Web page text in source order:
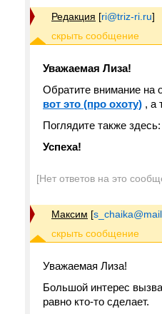
Редакция [ri@triz-ri.ru]
Уважаемая Лиза!
Обратите внимание на
вот это (про охоту) , а
Поглядите также
Успеха!
[Нет ответов на это
Максим [
Уважаемая Лиза!
Большой интерес
равно кто-то сделает.